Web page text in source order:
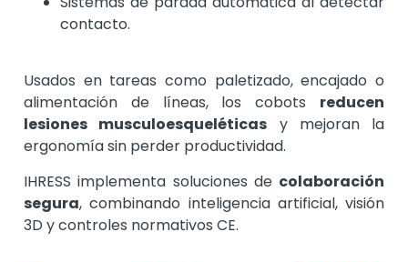
contacto.
Usados en tareas como paletizado, encajado o
alimentación de líneas, los cobots reducen
lesiones musculoesqueléticas y mejoran la
ergonomía sin perder productividad.
IHRESS implementa soluciones de colaboración
segura, combinando inteligencia artificial, visión
3D y controles normativos CE.